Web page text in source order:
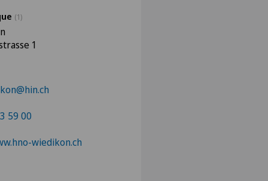
(1)
1
59 00
wiedikon.ch